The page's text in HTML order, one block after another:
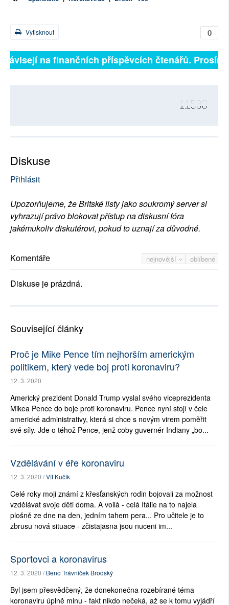
0
Vytisknout
na finančních příspěvcích čtenářů.
11508
Diskuse
Přihlásit
Upozorňujeme, že Britské listy jako soukromý server si
vyhrazují právo blokovat přístup na diskusní fóra
jakémukoliv diskutérovi, pokud to uznají za důvodné.
nejnovější oblíbené
Komentáře
Diskuse je prázdná.
Související články
Proč je Mike Pence tím nejhorším americkým
politikem, který vede boj proti koronaviru?
12. 3. 2020
Americký prezident Donald Trump vyslal svého viceprezidenta
Mikea Pence do boje proti koronaviru. Pence nyní stojí v čele
americké administrativy, která si chce s novým virem poměřit
své síly. Jde o téhož Pence, jenž coby guvernér Indiany „bo...
Vzdělávání v éře koronaviru
12. 3. 2020 /Vít Kučík
Celé roky moji známí z křesťanských rodin bojovali za možnost
vzdělávat svoje děti doma. A voilà - celá Itálie na to najela
plošně ze dne na den, jedním tahem pera... Pro učitele je to
zbrusu nová situace - zčistajasna jsou nuceni im...
Sportovci a koronavirus
12. 3. 2020 /Beno Trávníček Brodský
Byl jsem přesvědčený, že donekonečna rozebírané téma
koronaviru úplně minu - fakt nikdo nečeká, až se k tomu vyjádří